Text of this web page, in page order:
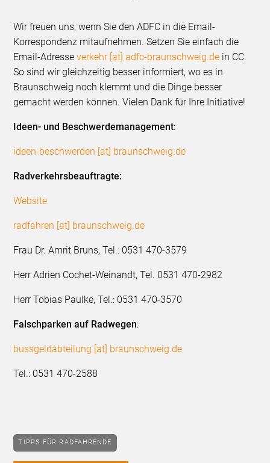
Wir freuen uns, wenn Sie den ADFC in die Email-
Korrespondenz mitaufnehmen. Setzen Sie einfach die
Email-Adresseverkehr [at] adfc-braunschweig.de in CC.
So sind wir gleichzeitig besser informiert, wo es in
Braunschweig noch klemmt und die Dinge besser
gemacht werden können. Vielen Dank für Ihre Initiative!
Ideen- und Beschwerdemanagement:
ideen-beschwerden [at] braunschweig.de
Radverkehrsbeauftragte:
Website
radfahren [at] braunschweig.de
Frau Dr. Amrit Bruns, Tel.: 0531 470-3579
Herr Adrien Cochet-Weinandt, Tel. 0531 470-2982
Herr Tobias Paulke, Tel.: 0531 470-3570
Falschparken auf Radwegen:
bussgeldabteilung [at] braunschweig.de
Tel.: 0531 470-2588
TIPPS FÜR RADFAHRENDE